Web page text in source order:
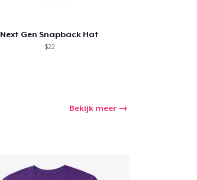
Next Gen Snapback Hat
$22
Bekijk meer